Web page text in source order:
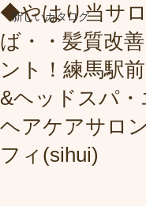
新しいカタログ
◆やはり当サ
ば・・髪質改
ント！練馬駅
&ヘッドスパ
ヘアケアサロ
フィ(sihui)